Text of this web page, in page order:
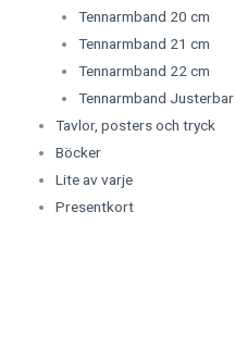
Tennarmband 20 cm
Tennarmband 21 cm
Tennarmband 22 cm
Tennarmband Justerbar
Tavlor, posters och tryck
Böcker
Lite av varje
Presentkort